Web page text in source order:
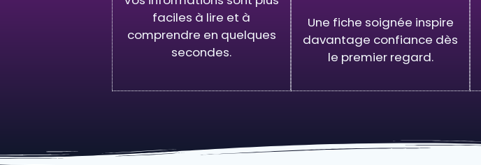
faciles à lire et à
comprendre en quelques
secondes.
Une fiche soignée inspire
davantage confiance dès
le premier regard.